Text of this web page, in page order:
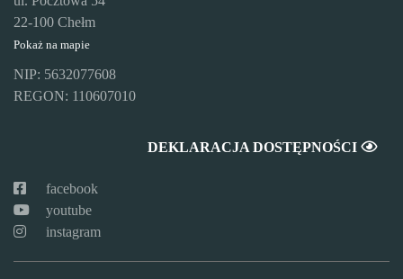
22-100 Chełm
Pokaż na mapie
NIP: 5632077608
REGON: 110607010
DEKLARACJA DOSTĘPNOŚCI
facebook
youtube
instagram